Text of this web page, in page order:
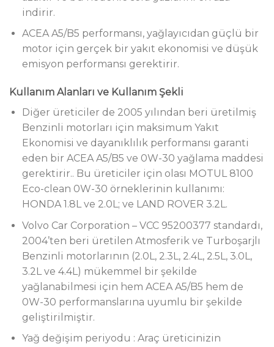
indirir.
ACEA A5/B5 performansı, yağlayıcıdan güçlü bir
motor için gerçek bir yakıt ekonomisi ve düşük
emisyon performansı gerektirir.
Kullanım Alanları ve Kullanım Şekli
Diğer üreticiler de 2005 yılından beri üretilmiş
Benzinli motorları için maksimum Yakıt
Ekonomisi ve dayanıklılık performansı garanti
eden bir ACEA A5/B5 ve 0W-30 yağlama maddesi
gerektirir.. Bu üreticiler için olası MOTUL 8100
Eco-clean 0W-30 örneklerinin kullanımı:
HONDA 1.8L ve 2.0L; ve LAND ROVER 3.2L.
Volvo Car Corporation – VCC 95200377 standardı,
2004’ten beri üretilen Atmosferik ve Turboşarjlı
Benzinli motorlarının (2.0L, 2.3L, 2.4L, 2.5L, 3.0L,
3.2L ve 4.4L) mükemmel bir şekilde
yağlanabilmesi için hem ACEA A5/B5 hem de
0W-30 performanslarına uyumlu bir şekilde
geliştirilmiştir.
Yağ değişim periyodu : Araç üreticinizin